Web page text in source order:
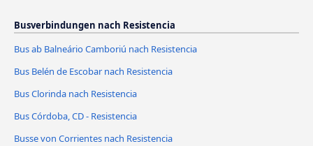
Busverbindungen nach Resistencia
Bus ab Balneário Camboriú nach Resistencia
Bus Belén de Escobar nach Resistencia
Bus Clorinda nach Resistencia
Bus Córdoba, CD - Resistencia
Busse von Corrientes nach Resistencia